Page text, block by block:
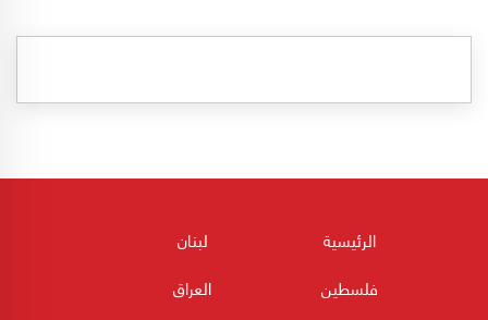
الرئيسية
لبنان
فلسطين
العراق